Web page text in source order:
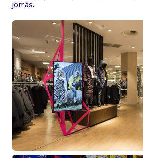
jomās.